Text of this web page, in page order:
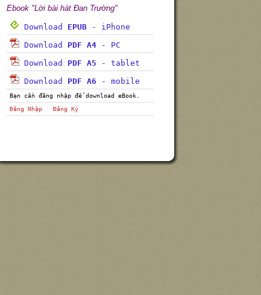
Ebook "Lời bài hát Đan Trường"
Download EPUB - iPhone
Download PDF A4 - PC
Download PDF A5 - tablet
Download PDF A6 - mobile
Bạn cần đăng nhập để download eBook.
Đăng Nhập
Đăng Ký